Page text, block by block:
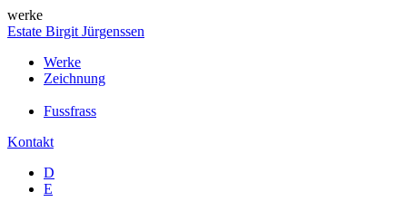
werke
Estate Birgit Jürgenssen
Werke
Zeichnung
Fussfrass
Kontakt
D
E